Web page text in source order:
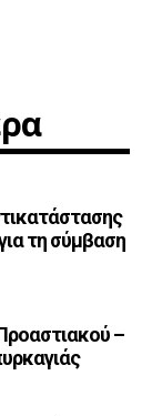
τη σύμβαση
–